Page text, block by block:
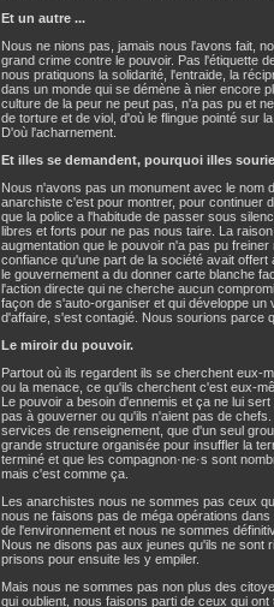
Et un autre ...
Nous ne nions pas, jamais nous l'avons fait,
grand crime contre le pouvoir. Pas l'étiquette
nous pratiquons la solidarité, l'entraide, la
dans un monde qui se démène à nier encore
culture de la peur ne peut pas, n'a pas pu et
de torture et de viol, d'où le flingue pointé sur
D'où l'acharnement.
Et illes se demandent, pourquoi illes
Nous n'avons pas un monument avec le nom
anarchiste c'est pour montrer, pour continuer
que la police a l'habitude de passer sous
libres et forts pour ne pas nous taire. La
augmentation que le pouvoir n'a pas pu
confiance qu'une part de la société avait
le gouvernement a du donner carte blanche
l'action directe qui ne cherche aucun
façon de s'auto-organiser et qui développe
d'affaire, s'est contagié. Nous sourions parce
Le miroir du pouvoir.
Partout où ils regardent ils se cherchent eux-
ou la menace, ce qu'ils cherchent c'est eux-
Le pouvoir a besoin d'ennemis et ça ne lui
pas à gouverner ou qu'ils n'aient pas de
services de renseignement, que d'un seul
grande structure organisée pour insuffler la
terminé et que les compagnon·ne·s sont
mais c'est comme ça.
Les anarchistes nous ne sommes pas ceux
nous ne faisons pas de méga opérations
de l'environnement et nous ne sommes
Nous ne disons pas aux jeunes qu'ils ne sont
prisons pour ensuite les y empiler.
Mais nous ne sommes pas non plus des
qui oublient, nous faisons parti de ceux qui